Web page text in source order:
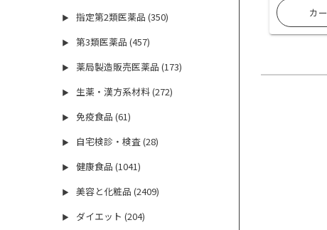
▶ 指定第2類医薬品 (350)
▶ 第3類医薬品 (457)
▶ 薬局製造販売医薬品 (173)
▶ 生薬・漢方系材料 (272)
▶ 免疫食品 (61)
▶ 自宅検診・検査 (28)
▶ 健康食品 (1041)
▶ 美容と化粧品 (2409)
▶ ダイエット (204)